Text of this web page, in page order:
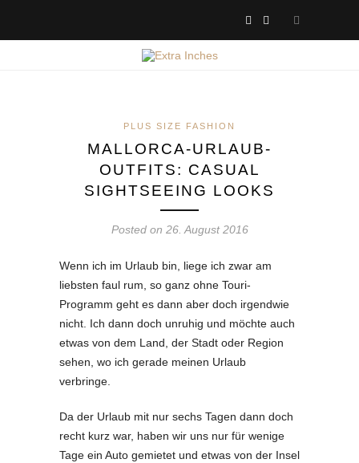
PLUS SIZE FASHION
MALLORCA-URLAUB-
OUTFITS: CASUAL
SIGHTSEEING LOOKS
Posted on 26. August 2016
Wenn ich im Urlaub bin, liege ich zwar am
liebsten faul rum, so ganz ohne Touri-
Programm geht es dann aber doch irgendwie
nicht. Ich dann doch unruhig und möchte auch
etwas von dem Land, der Stadt oder Region
sehen, wo ich gerade meinen Urlaub
verbringe.
Da der Urlaub mit nur sechs Tagen dann doch
recht kurz war, haben wir uns nur für wenige
Tage ein Auto gemietet und etwas von der Insel